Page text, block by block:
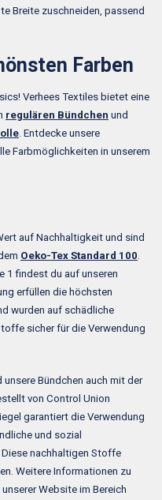
Breite zuschneiden, passend
Farben
Verhees Textiles bietet eine
regulären Bündchen und
. Entdecke unsere
Farbmöglichkeiten in unserem
auf Nachhaltigkeit und sind
Oeko-Tex Standard 100.
1 findest du auf unseren
erfüllen die höchsten
wurden auf schädliche
sicher für die Verwendung
Bündchen auch mit der
von Control Union
garantiert die Verwendung
und sozial
nachhaltigen Stoffe
Weitere Informationen zu
Website im Bereich